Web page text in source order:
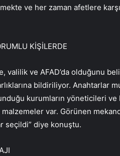
ve her zaman afetlere karşı
KİŞİLERDE
ve AFAD’da olduğunu
bildiriliyor. Anahtarlar
kurumların yöneticileri ve
malzemeler var. Görünen
seçildi” diye konuştu.